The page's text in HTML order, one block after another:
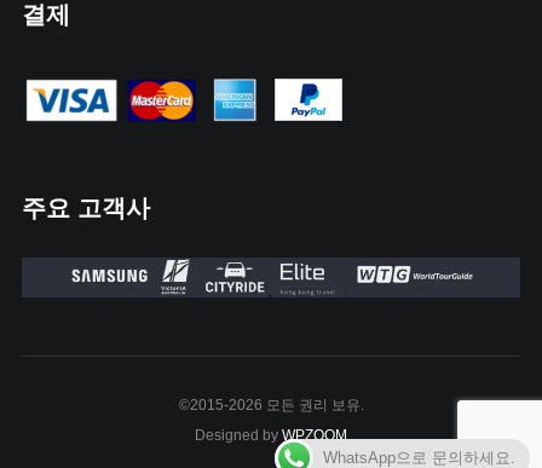
결제
주요 고객사
©2015-2026 모든 권리 보유.
Designed by WPZOOM
WhatsApp으로 문의하세요.